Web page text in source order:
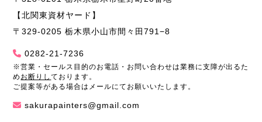
【北関東資材ヤード】
〒329-0205 栃木県小山市間々田791−8
0282-21-7236
※営業・セールス目的のお電話・お問い合わせは業務に支障が出るた
め お断りしております。
ご提案等がある場合はメールにてお願いいたします。
sakurapainters@gmail.com